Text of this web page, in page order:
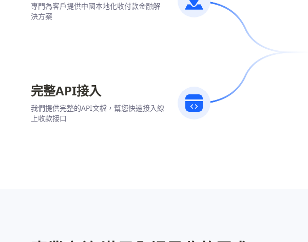
專門為客戶提供中國本地化收付款金融解
決方案
完整API接入
我們提供完整的API文檔，幫您快速接入線
上收款接口